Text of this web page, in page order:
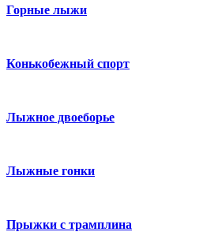
Горные лыжи
Конькобежный спорт
Лыжное двоеборье
Лыжные гонки
Прыжки с трамплина